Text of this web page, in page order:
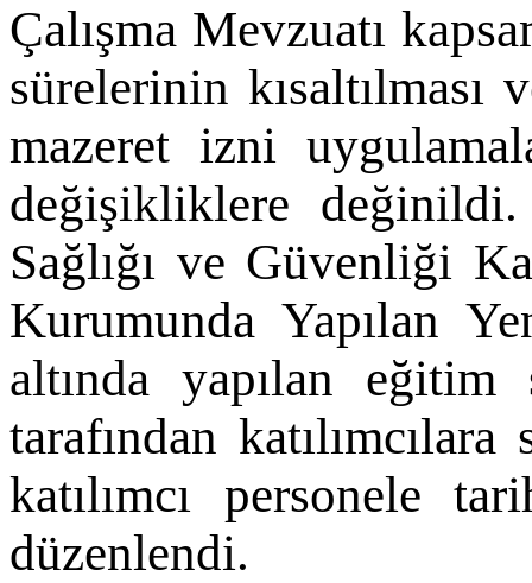
Çalışma Mevzuatı
sürelerinin kısaltılması
mazeret izni
değişikliklere
Sağlığı ve Güvenliği
Kurumunda Yapılan
altında yapılan
tarafından
katılımcı personele
düzenlendi.